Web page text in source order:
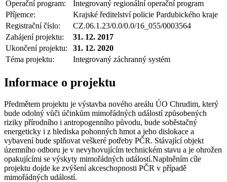
Operační program:
Integrovaný regionální operační program
Příjemce:
Krajské ředitelství policie Pardubického kraje
Registrační číslo:
CZ.06.1.23/0.0/0.0/16_055/0003564
Zahájení projektu:
31. 12. 2017
Ukončení projektu:
31. 12. 2020
Téma projektu:
Integrovaný záchranný systém
Informace o projektu
Předmětem projektu je výstavba nového areálu ÚO Chrudim, který
bude odolný vůči účinkům mimořádných událostí způsobených
riziky přírodního i antropogenního původu, bude soběstačný
energeticky i z hlediska pohonných hmot a jeho dislokace a
vybavení bude splňovat veškeré potřeby PČR. Stávající objekt
územního odboru je v nevyhovujícím technickém stavu a je ohrožen
opakujícími se výskyty mimořádných událostí.Naplněním cíle
projektu dojde ke zvýšení akceschopnosti PČR v případě
mimořádných událostí.